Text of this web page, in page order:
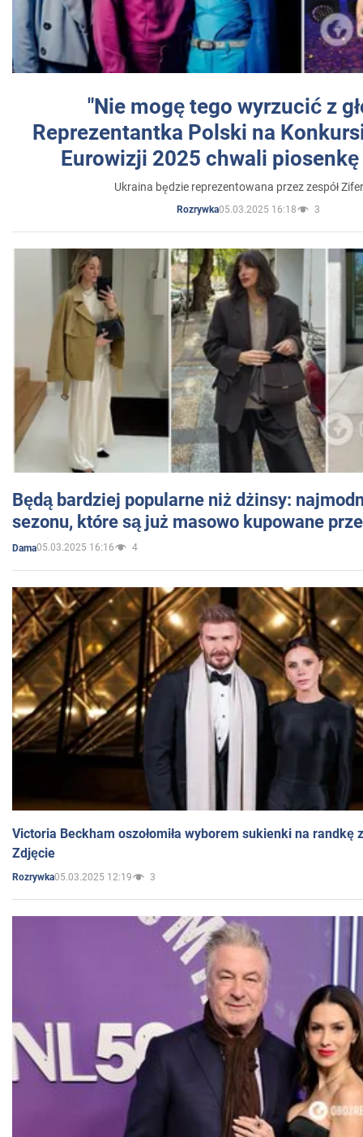
"Nie mogę tego wyrzucić z
Reprezentantka Polski na
Eurowizji 2025 chwali
Ukraina będzie reprezentowana przez zespół
Rozrywka05.03.2025 16:18 3
Będą bardziej popularne niż dżinsy:
sezonu, które są już masowo kupowane
Dama05.03.2025 16:16 4
Victoria Beckham oszołomiła wyborem sukienki na randkę
Zdjęcie
Rozrywka05.03.2025 12:19 3